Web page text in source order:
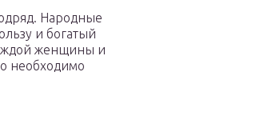
Народные
и богатый
женщины и
необходимо